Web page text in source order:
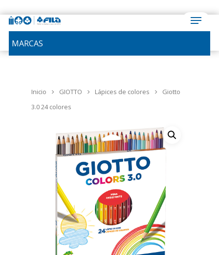
MARCAS
Inicio GIOTTO Lápices de colores
Giotto
3.0 24 colores